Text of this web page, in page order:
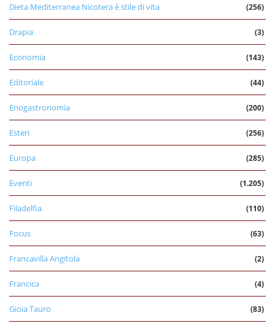
Dieta Mediterranea Nicotera è stile di vita (256)
Drapia (3)
Economia (143)
Editoriale (44)
Enogastronomia (200)
Esteri (256)
Europa (285)
Eventi (1.205)
Filadelfia (110)
Focus (63)
Francavilla Angitola (2)
Francica (4)
Gioia Tauro (83)